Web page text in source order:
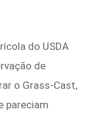
do USDA
de
o Grass-Cast,
pareciam